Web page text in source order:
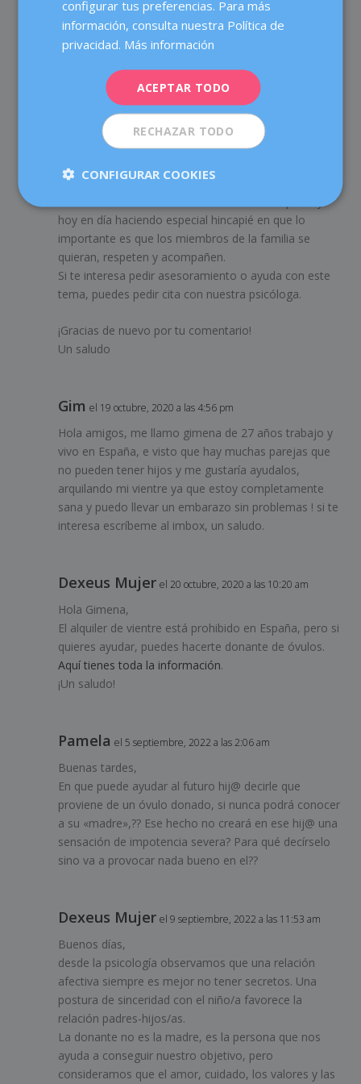
Actualmente ofrecemos dos visitas psicológicas en
cualquier momento del proceso, porque entendemos
la implicación emocional que conllevan estas
situaciones. En muchas de estas visitas las mujeres o
parejas nos consultan sobre cómo informar a sus
hijos de esta ovodonación. No sé qué edad tiene tu
hija actualmente, pero sería interesante que pudieras
empezar a explicarle su procedencia biológica, de
perfectamente. Hemos lanzado el libro de
hoy en día haciendo especial hincapié en que lo
importante es que los miembros de la familia se
quieran, respeten y acompañen.
Si te interesa pedir asesoramiento o ayuda con este
tema, puedes pedir cita con nuestra psicóloga.
¡Gracias de nuevo por tu comentario!
Un saludo
Gim el 19 octubre, 2020 a las 4:56 pm
Hola amigos, me llamo gimena de 27 años trabajo y
vivo en España, e visto que hay muchas parejas que
no pueden tener hijos y me gustaría ayudalos,
arquilando mi vientre ya que estoy completamente
sana y puedo llevar un embarazo sin problemas ! si te
interesa escríbeme al imbox, un saludo.
Dexeus Mujer el 20 octubre, 2020 a las 10:20 am
Hola Gimena,
El alquiler de vientre está prohibido en España, pero si
quieres ayudar, puedes hacerte donante de óvulos.
Aquí tienes toda la información.
¡Un saludo!
Pamela el 5 septiembre, 2022 a las 2:06 am
Buenas tardes,
En que puede ayudar al futuro hij@ decirle que
proviene de un óvulo donado, si nunca podrá conocer
a su «madre»,?? Ese hecho no creará en ese hij@ una
sensación de impotencia severa? Para qué decírselo
sino va a provocar nada bueno en el??
Dexeus Mujer el 9 septiembre, 2022 a las 11:53 am
Buenos días,
desde la psicología observamos que una relación
afectiva siempre es mejor no tener secretos. Una
postura de sinceridad con el niño/a favorece la
relación padres-hijos/as.
La donante no es la madre, es la persona que nos
ayuda a conseguir nuestro objetivo, pero
consideramos que el amor, cuidado, los valores y las
configurar tus preferencias. Para más
información, consulta nuestra Política de
privacidad. Más información
ACEPTAR TODO
RECHAZAR TODO
CONFIGURAR COOKIES